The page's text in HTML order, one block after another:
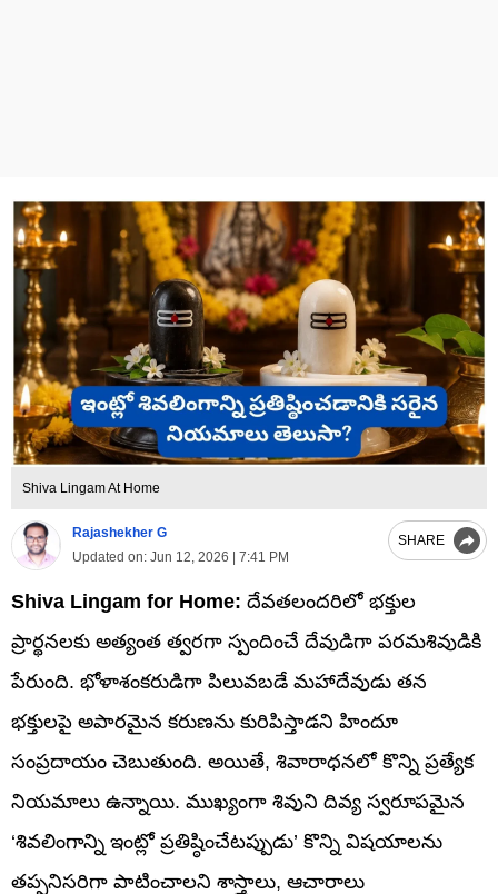
Shiva Lingam At Home
Rajashekher G
Updated on: Jun 12, 2026 | 7:41 PM
SHARE
Shiva Lingam for Home: దేవతలందరిలో భక్తుల
ప్రార్థనలకు అత్యంత త్వరగా స్పందించే దేవుడిగా పరమశివుడికి
పేరుంది. భోళాశంకరుడిగా పిలువబడే మహాదేవుడు తన
భక్తులపై అపారమైన కరుణను కురిపిస్తాడని హిందూ
సంప్రదాయం చెబుతుంది. అయితే, శివారాధనలో కొన్ని ప్రత్యేక
నియమాలు ఉన్నాయి. ముఖ్యంగా శివుని దివ్య స్వరూపమైన
‘శివలింగాన్ని ఇంట్లో ప్రతిష్ఠించేటప్పుడు’ కొన్ని విషయాలను
తప్పనిసరిగా పాటించాలని శాస్త్రాలు, ఆచారాలు